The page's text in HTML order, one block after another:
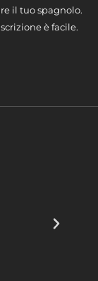
il tuo spagnolo.
è facile.